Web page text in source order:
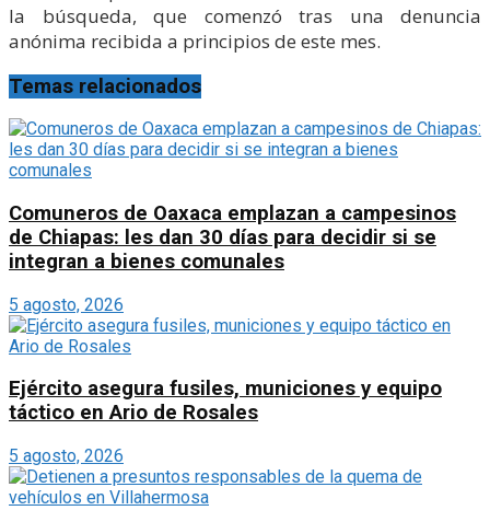
la búsqueda, que comenzó tras una denuncia
anónima recibida a principios de este mes.
Temas relacionados
Comuneros de Oaxaca emplazan a campesinos
de Chiapas: les dan 30 días para decidir si se
integran a bienes comunales
5 agosto, 2026
Ejército asegura fusiles, municiones y equipo
táctico en Ario de Rosales
5 agosto, 2026